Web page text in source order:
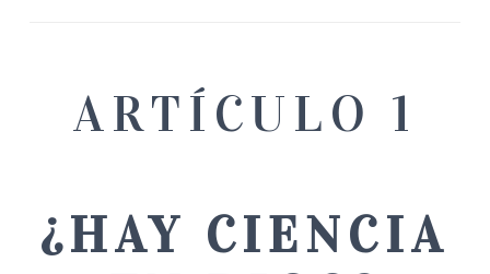
ARTÍCULO 1
¿HAY CIENCIA